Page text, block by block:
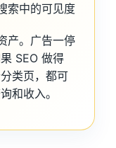
索中的可见度
产。广告一停
SEO 做得
类页，都可
和收入。